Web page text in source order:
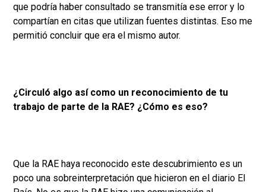
que podría haber consultado se transmitía ese error y lo
compartían en citas que utilizan fuentes distintas. Eso me
permitió concluir que era el mismo autor.
¿Circuló algo así como un reconocimiento de tu
trabajo de parte de la RAE? ¿Cómo es eso?
Que la RAE haya reconocido este descubrimiento es un
poco una sobreinterpretación que hicieron en el diario El